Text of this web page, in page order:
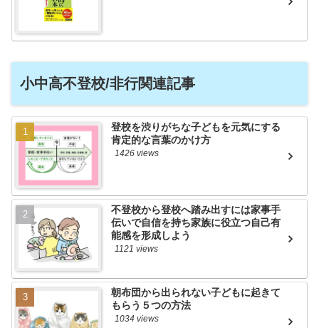
小中高不登校/非行関連記事
登校を渋りがちな子どもを元気にする
肯定的な言葉のかけ方
1426 views
不登校から登校へ踏み出すには家事手
伝いで自信を持ち家族に役立つ自己有
能感を形成しよう
1121 views
朝布団から出られない子どもに起きて
もらう５つの方法
1034 views